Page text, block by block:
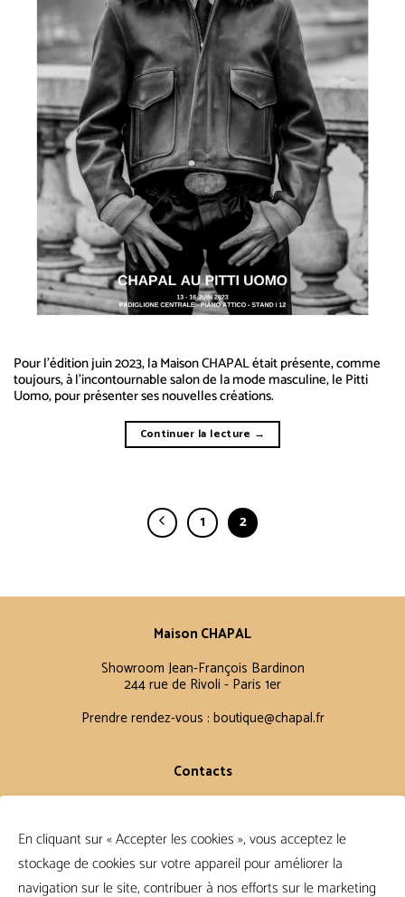
En cliquant sur « Accepter les cookies », vous acceptez le
stockage de cookies sur votre appareil pour améliorer la
navigation sur le site, contribuer à nos efforts sur le marketing
Pour l’édition juin 2023, la Maison CHAPAL était présente, comme
toujours, à l’incontournable salon de la mode masculine, le Pitti
Uomo, pour présenter ses nouvelles créations.
Continuer la lecture →
1 2
Maison CHAPAL
Showroom Jean-François Bardinon
244 rue de Rivoli - Paris 1er
Prendre rendez-vous : boutique@chapal.fr
Contacts
Claire
+33 6 12 15 15 61